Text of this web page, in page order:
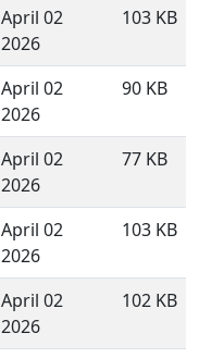
April 02
2026
103 KB
April 02
2026
90 KB
April 02
2026
77 KB
April 02
2026
103 KB
April 02
2026
102 KB